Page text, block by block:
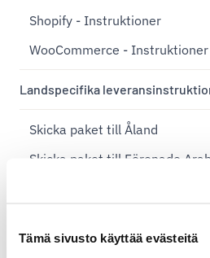
Tämä sivusto käyttää evästeitä
Shopify - Instruktioner
WooCommerce - Instruktioner
Landspecifika
Skicka paket till Åland
Skicka paket till Förenade
Skicka paket till Belgien